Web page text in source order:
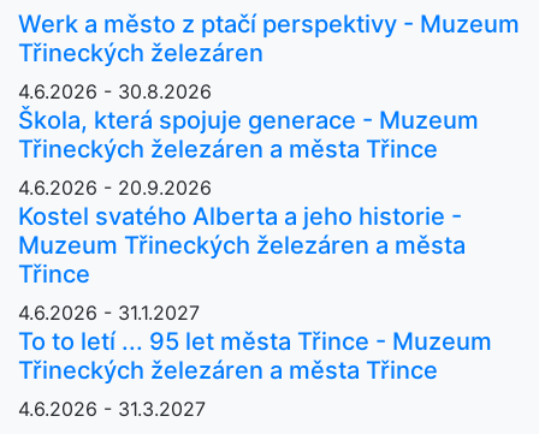
Werk a město z ptačí perspektivy - Muzeum
Třineckých železáren
4.6.2026 - 30.8.2026
Škola, která spojuje generace - Muzeum
Třineckých železáren a města Třince
4.6.2026 - 20.9.2026
Kostel svatého Alberta a jeho historie -
Muzeum Třineckých železáren a města
Třince
4.6.2026 - 31.1.2027
To to letí ... 95 let města Třince - Muzeum
Třineckých železáren a města Třince
4.6.2026 - 31.3.2027